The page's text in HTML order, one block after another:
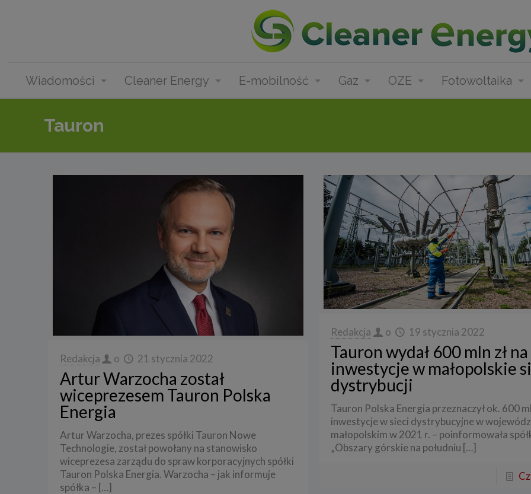
Wiadomości Cleaner Energy E-mobilność Gaz OZE Fotowoltaika
Tauron
Redakcja o 21 stycznia 2022
Artur Warzocha został
wiceprezesem Tauron Polska
Energia
Artur Warzocha, prezes spółki Tauron Nowe
Technologie, został powołany na stanowisko
wiceprezesa zarządu do spraw korporacyjnych spółki
Tauron Polska Energia. Warzocha – jak informuje
spółka – […]
Redakcja o 19 stycznia 2022
Tauron wydał 600 mln zł na
inwestycje w małopolskie
dystrybucji
Tauron Polska Energia przeznaczył ok. 600
inwestycje w sieci dystrybucyjne w
małopolskim w 2021 r. – poinformowała
„Obszary górskie na południu […]